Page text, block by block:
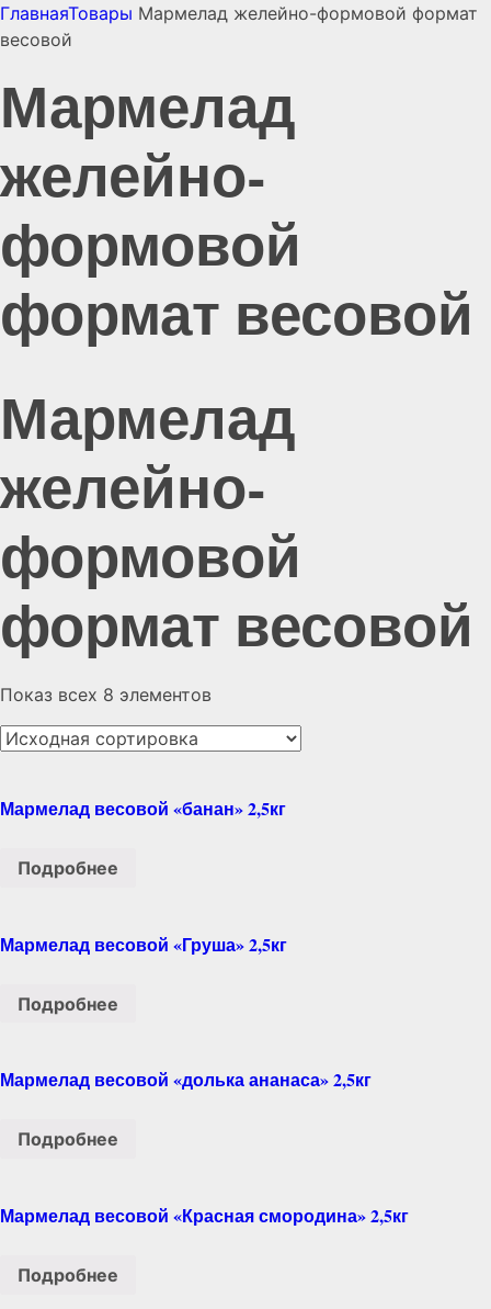
ГлавнаяТовары Мармелад желейно-формовой формат
весовой
Мармелад
желейно-
формовой
формат весовой
Мармелад
желейно-
формовой
формат весовой
Показ всех 8 элементов
Мармелад весовой «банан» 2,5кг
Подробнее
Мармелад весовой «Груша» 2,5кг
Подробнее
Мармелад весовой «долька ананаса» 2,5кг
Подробнее
Мармелад весовой «Красная смородина» 2,5кг
Подробнее